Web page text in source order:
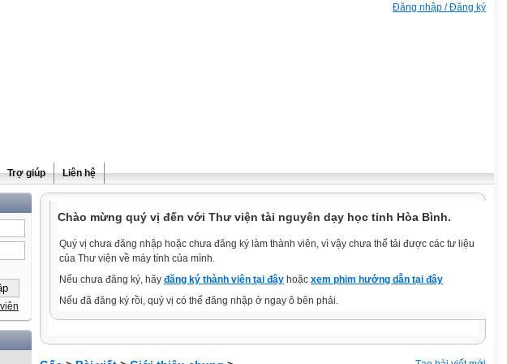
Đăng nhập / Đăng ký
Trợ giúp Liên hệ
Chào mừng quý vị đến với Thư viện tài nguyên dạy học tỉnh Hòa Bình.
Quý vị chưa đăng nhập hoặc chưa đăng ký làm thành viên, vì vậy chưa thể tải được các tư liệu
của Thư viện về máy tính của mình.
Nếu chưa đăng ký, hãy đăng ký thành viên tại đây hoặc xem phim hướng dẫn tại đây
Nếu đã đăng ký rồi, quý vị có thể đăng nhập ở ngay ô bên phải.